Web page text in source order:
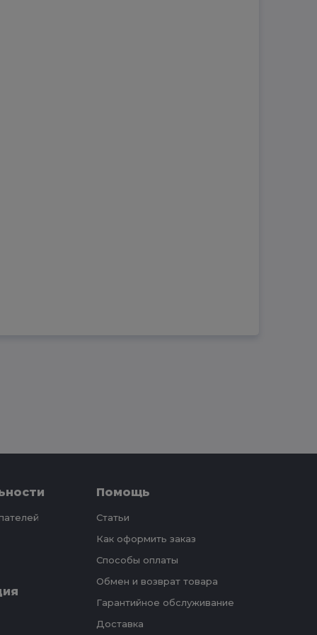
Помощь
Статьи
Как оформить заказ
Способы оплаты
Обмен и возврат товара
Гарантийное обслуживание
Доставка